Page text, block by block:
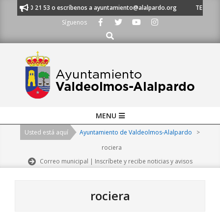
91 620 21 53 o escríbenos a ayuntamiento@alalpardo.org
TE
Síguenos
Buscar
Navigation
MENU
Usted está aquí Ayuntamiento de Valdeolmos-Alalpardo
>
rociera
Correo municipal | Inscríbete y recibe noticias y avisos
rociera